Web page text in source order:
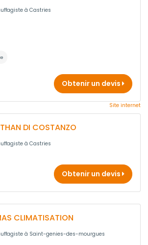
à Castries
Obtenir un devis
Site internet
DI COSTANZO
à Castries
Obtenir un devis
CLIMATISATION
à Saint-genies-des-mourgues